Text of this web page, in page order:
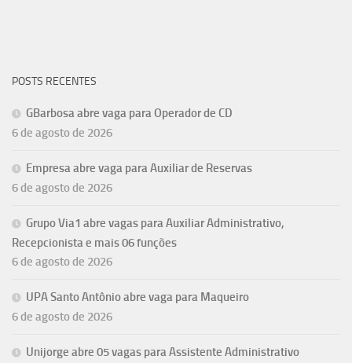
POSTS RECENTES
GBarbosa abre vaga para Operador de CD
6 de agosto de 2026
Empresa abre vaga para Auxiliar de Reservas
6 de agosto de 2026
Grupo Via1 abre vagas para Auxiliar Administrativo,
Recepcionista e mais 06 funções
6 de agosto de 2026
UPA Santo Antônio abre vaga para Maqueiro
6 de agosto de 2026
Unijorge abre 05 vagas para Assistente Administrativo